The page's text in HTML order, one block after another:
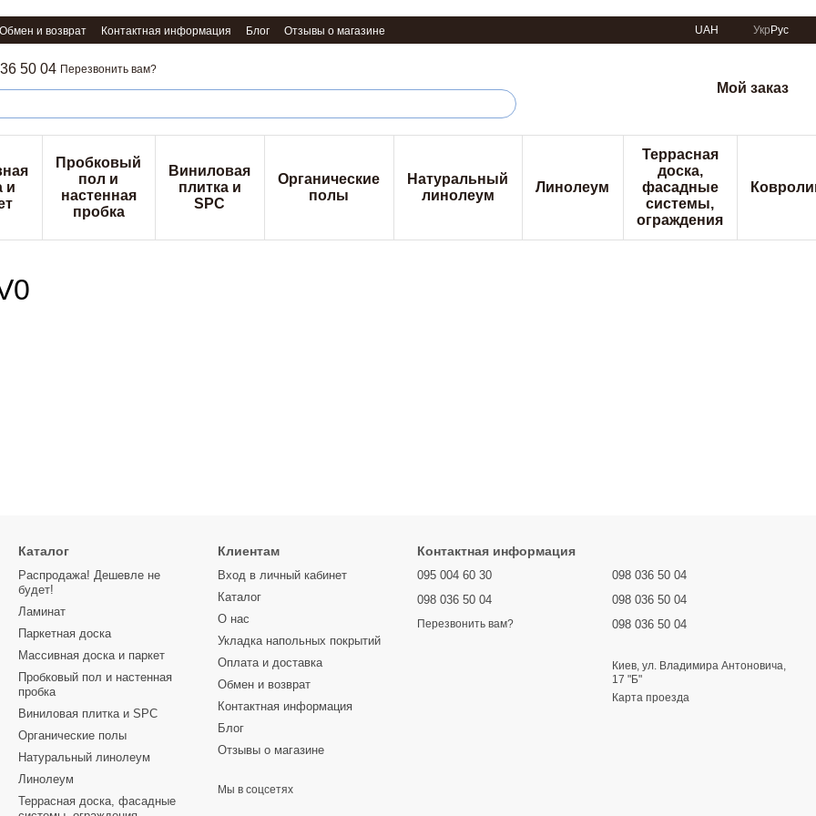
Обмен и возврат Контактная информация Блог Отзывы о магазине UAH Укр Рус
50 04 Перезвонить вам?
Мой заказ
и
Пробковый
пол и
настенная
пробка
Виниловая
плитка и
SPC
Органические
полы
Натуральный
линолеум
Линолеум
Террасная
доска,
фасадные
системы,
ограждения
Каталог
Распродажа! Дешевле не
будет!
Ламинат
Паркетная доска
Массивная доска и паркет
Пробковый пол и настенная
пробка
Виниловая плитка и SPC
Органические полы
Натуральный линолеум
Линолеум
Террасная доска, фасадные
Клиентам
Вход в личный кабинет
Каталог
О нас
Укладка напольных покрытий
Оплата и доставка
Обмен и возврат
Контактная информация
Блог
Отзывы о магазине
Мы в соцсетях
Контактная информация
095 004 60 30
098 036 50 04
Перезвонить вам?
098 036 50 04
098 036 50 04
098 036 50 04
Киев, ул. Владимира Антоновича,
17 "Б"
Карта проезда